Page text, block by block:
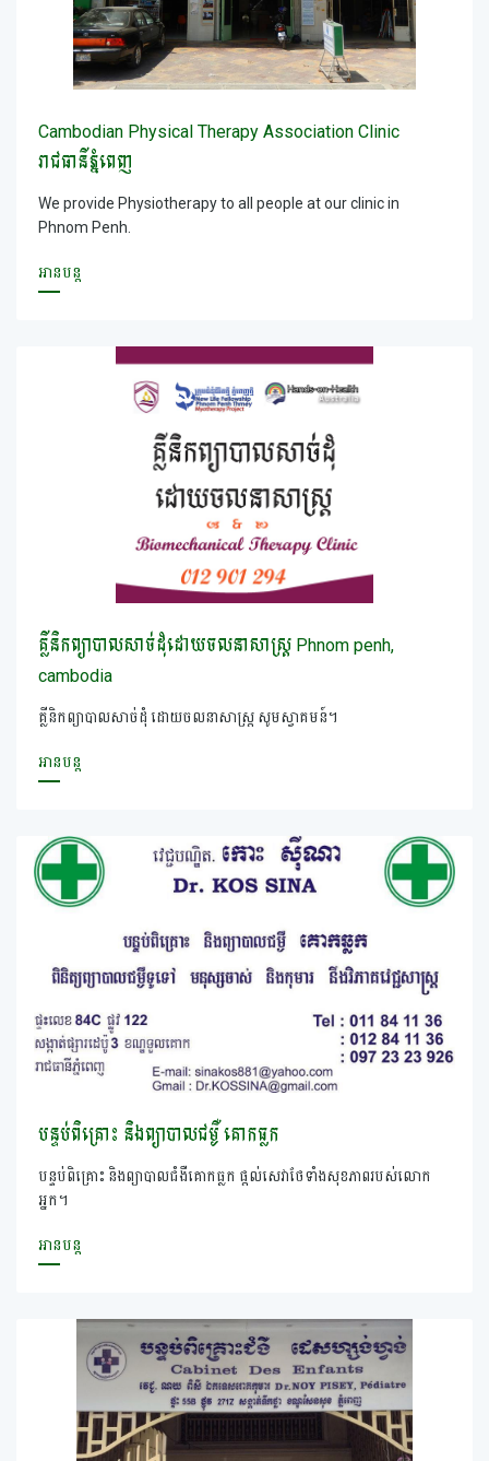
Cambodian Physical Therapy Association Clinic
រាជធានីភ្នំពេញ
We provide Physiotherapy to all people at our clinic in
Phnom Penh.
អានបន្ត
គ្លីនិកព្យាបាលសាច់ដុំដោយចលនាសាស្ត្រ Phnom penh,
cambodia​
គ្លីនិកព្យាបាលសាច់ដុំ ដោយចលនាសាស្រ្ត សូមស្វាគមន៍។
អានបន្ត
បន្ទប់ពិគ្រោះ និងព្យាបាលជម្ងឺ​ គោកធ្លក
បន្ទប់ពិគ្រោះ និងព្យាបាលជំងឺគោកធ្លក ផ្ដល់សេវាថែទាំងសុខភាពរបស់លោក
អ្នក។
អានបន្ត